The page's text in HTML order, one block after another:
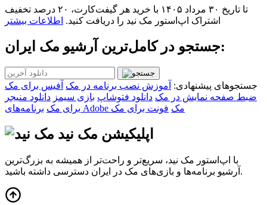
تا تاریخ ۳۰ مرداد ۱۴۰۵ با خرید هر گیفت‌کارت، ۲۰ درصد تخفیف
اشتراک اپ‌استور مک نید را دریافت کنید. اطلاعات بیشتر
جستجو در کامل‌ترین آرشیو مک ایران:
جستجوهای پیشنهادی: آموزش نصب برنامه در مک آفیس برای مک
ضبط صفحه نمایش در مک دانلود فتوشاپ بازی سیمز دانلود منیجر
برای مک
برنامه‌های Adobe مک فونت برای مک
اپلیکیشن مک نید
با اپ‌استور مک نید، سریع‌تر و راحت‌تر از همیشه به بزرگ‌ترین
آرشیو برنامه‌ها و بازی‌های مک در ایران دسترسی داشته باشید.